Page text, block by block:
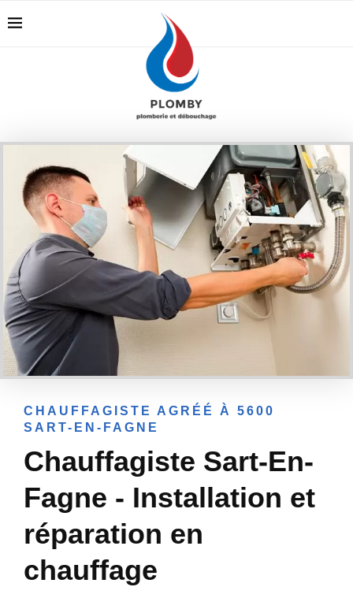
CHAUFFAGISTE AGRÉÉ À 5600
SART-EN-FAGNE
Chauffagiste Sart-En-
Fagne - Installation et
réparation en
chauffage